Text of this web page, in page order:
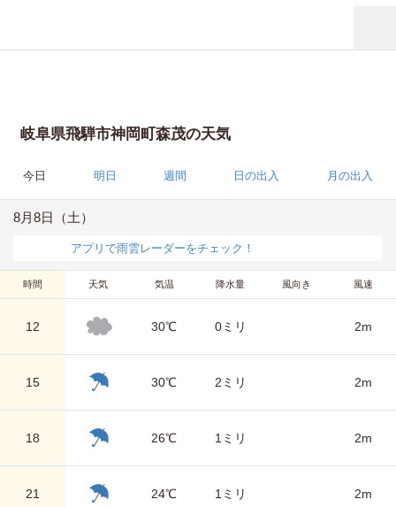
岐阜県飛騨市神岡町森茂の天気
今日 明日 週間 日の出入 月の出入
8月8日（土）
アプリで雨雲レーダーをチェック！
時間 天気 気温 降水量 風向き 風速
12 30℃ 0ミリ 2m
15 30℃ 2ミリ 2m
18 26℃ 1ミリ 2m
21 24℃ 1ミリ 2m